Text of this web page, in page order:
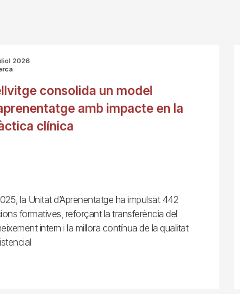
2026
consolida un model
amb impacte en la
clínica
la Unitat d’Aprenentatge ha impulsat 442
formatives, reforçant la transferència del
intern i la millora contínua de la qualitat